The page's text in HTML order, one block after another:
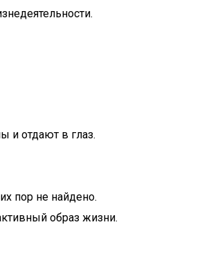
и отдают в глаз.
пор не найдено.
образ жизни.